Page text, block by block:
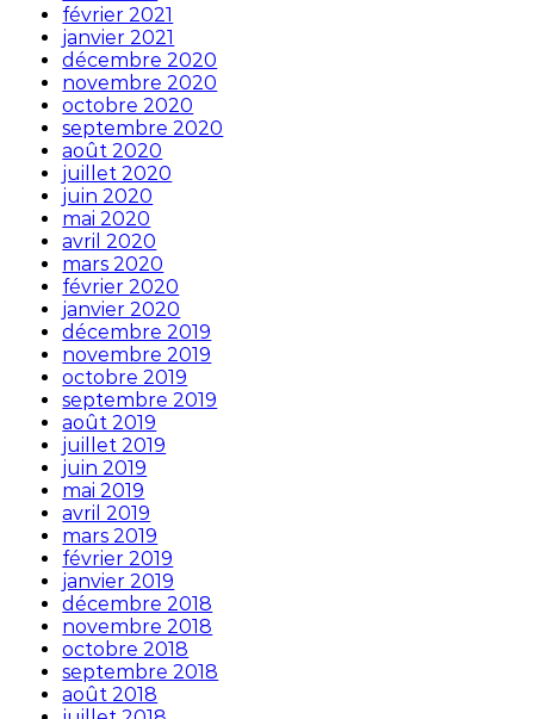
février 2021
janvier 2021
décembre 2020
novembre 2020
octobre 2020
septembre 2020
août 2020
juillet 2020
juin 2020
mai 2020
avril 2020
mars 2020
février 2020
janvier 2020
décembre 2019
novembre 2019
octobre 2019
septembre 2019
août 2019
juillet 2019
juin 2019
mai 2019
avril 2019
mars 2019
février 2019
janvier 2019
décembre 2018
novembre 2018
octobre 2018
septembre 2018
août 2018